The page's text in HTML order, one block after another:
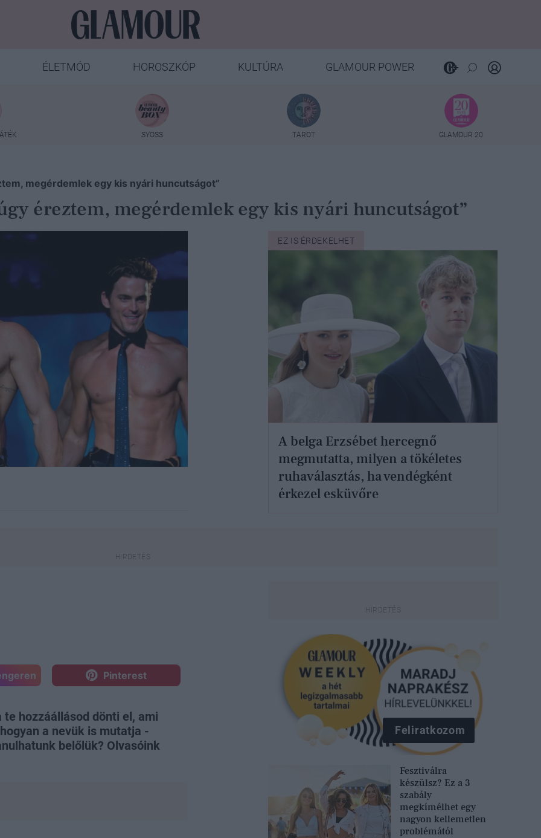
ÉLETMÓD HOROSZKÓP KULTÚRA GLAMOUR POWER
SYOSS TAROT GLAMOUR 20
megérdemlek egy kis nyári huncutságot”
éreztem, megérdemlek egy kis nyári huncutságot”
EZ IS ÉRDEKELHET
A belga Erzsébet hercegnő
megmutatta, milyen a tökéletes
ruhaválasztás, ha vendégként
érkezel esküvőre
Pinterest
te hozzáállásod dönti el, ami
a nevük is mutatja -
belőlük? Olvasóink
Feliratkozom
Fesztiválra
készülsz? Ez a 3
szabály
megkímélhet egy
nagyon kellemetlen
problémától